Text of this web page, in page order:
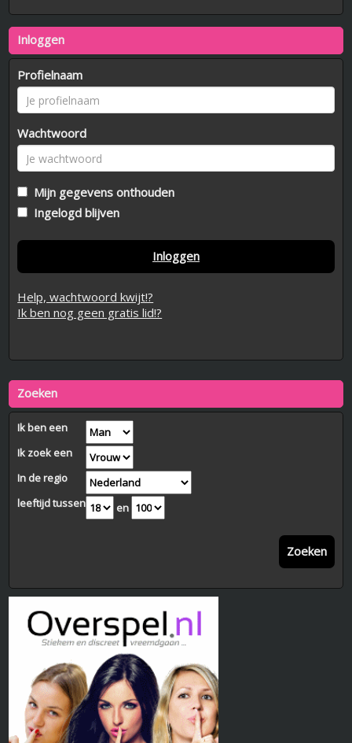
Inloggen
Profielnaam
Wachtwoord
Mijn gegevens onthouden
Ingelogd blijven
Inloggen
Help, wachtwoord kwijt!?
Ik ben nog geen gratis lid!?
Zoeken
Ik ben een
Ik zoek een
In de regio
leeftijd tussen
en
Zoeken